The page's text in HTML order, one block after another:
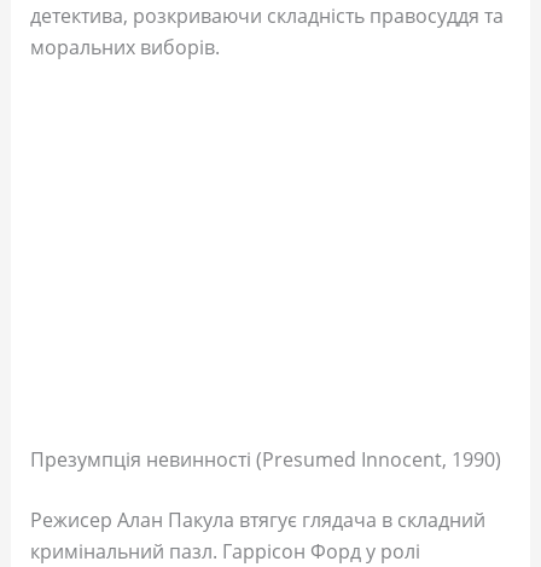
детектива, розкриваючи складність правосуддя та
моральних виборів.
Презумпція невинності (Presumed Innocent, 1990)
Режисер Алан Пакула втягує глядача в складний
кримінальний пазл. Гаррісон Форд у ролі